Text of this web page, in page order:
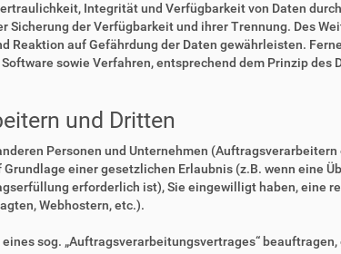
Integrität und Verfügbarkeit von Daten
Sicherung der Verfügbarkeit und ihrer Trennung. Des
Reaktion auf Gefährdung der Daten gewährleisten.
sowie Verfahren, entsprechend dem Prinzip
und Dritten
Personen und Unternehmen
einer gesetzlichen Erlaubnis (z.B. wenn eine
erforderlich ist), Sie eingewilligt haben, eine
Webhostern, etc.).
sog. „Auftragsverarbeitungsvertrages“ beauftragen,